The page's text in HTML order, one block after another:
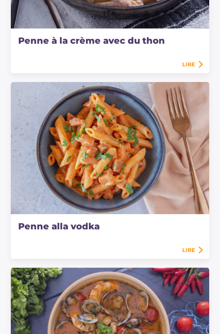
Penne à la crème avec du thon
LIRE
Penne alla vodka
LIRE